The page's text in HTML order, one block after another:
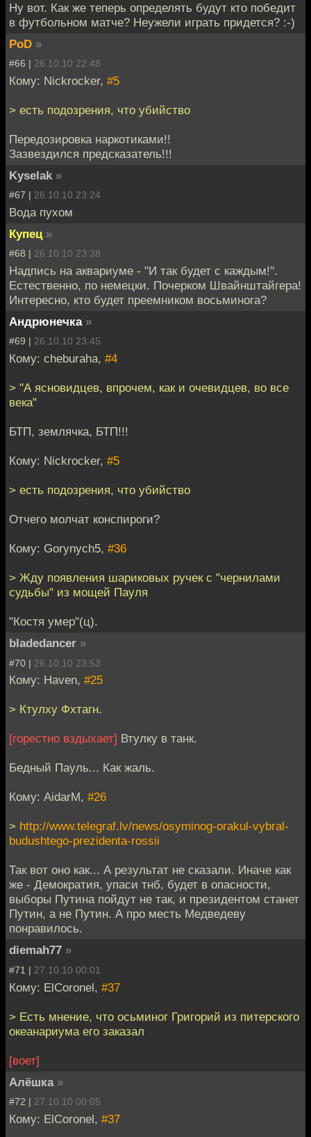
Ну вот. Как же теперь определять будут кто победит
в футбольном матче? Неужели играть придется? :-)
PoD »
#66 | 26.10.10 22:48
Кому: Nickrocker, #5
> есть подозрения, что убийство
Передозировка наркотиками!!
Зазвездился предсказатель!!!
Kyselak »
#67 | 26.10.10 23:24
Вода пухом
Купец »
#68 | 26.10.10 23:38
Надпись на аквариуме - "И так будет с каждым!".
Естественно, по немецки. Почерком Швайнштайгера!
Интересно, кто будет преемником восьминога?
Андрюнечка »
#69 | 26.10.10 23:45
Кому: cheburaha, #4
> "А ясновидцев, впрочем, как и очевидцев, во все
века"
БТП, землячка, БТП!!!
Кому: Nickrocker, #5
> есть подозрения, что убийство
Отчего молчат конспироги?
Кому: Gorynych5, #36
> Жду появления шариковых ручек с "чернилами
судьбы" из мощей Пауля
"Костя умер"(ц).
bladedancer »
#70 | 26.10.10 23:53
Кому: Haven, #25
> Ктулху Фхтагн.
[горестно вздыхает] Втулку в танк.
Бедный Пауль... Как жаль.
Кому: AidarM, #26
> http://www.telegraf.lv/news/osyminog-orakul-vybral-
budushtego-prezidenta-rossii
Так вот оно как... А результат не сказали. Иначе как
же - Демократия, упаси тнб, будет в опасности,
выборы Путина пойдут не так, и президентом станет
Путин, а не Путин. А про месть Медведеву
понравилось.
diemah77 »
#71 | 27.10.10 00:01
Кому: ElCoronel, #37
> Есть мнение, что осьминог Григорий из питерского
океанариума его заказал
[воет]
Алёшка »
#72 | 27.10.10 00:05
Кому: ElCoronel, #37